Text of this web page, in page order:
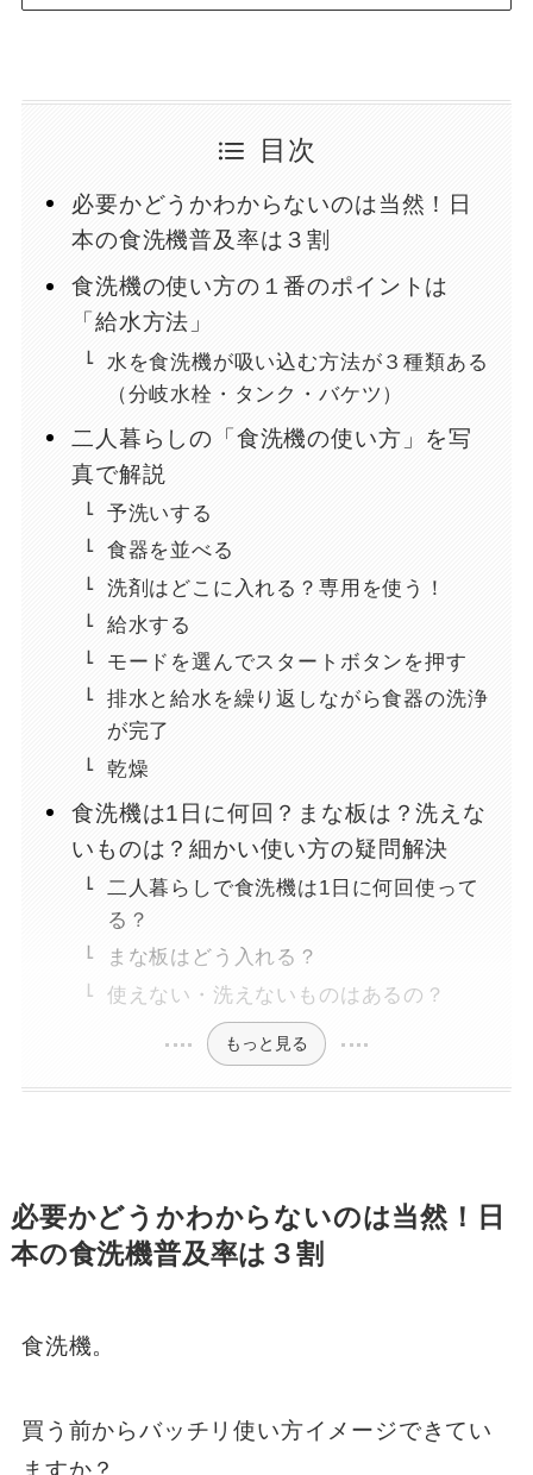
目次
必要かどうかわからないのは当然！日
本の食洗機普及率は３割
食洗機の使い方の１番のポイントは
「給水方法」
水を食洗機が吸い込む方法が３種類ある
（分岐水栓・タンク・バケツ）
二人暮らしの「食洗機の使い方」を写
真で解説
予洗いする
食器を並べる
洗剤はどこに入れる？専用を使う！
給水する
モードを選んでスタートボタンを押す
排水と給水を繰り返しながら食器の洗浄
が完了
乾燥
食洗機は1日に何回？まな板は？洗えな
いものは？細かい使い方の疑問解決
二人暮らしで食洗機は1日に何回使って
る？
まな板はどう入れる？
使えない・洗えないものはあるの？
もっと見る
必要かどうかわからないのは当然！日
本の食洗機普及率は３割
食洗機。
買う前からバッチリ使い方イメージできてい
ますか？